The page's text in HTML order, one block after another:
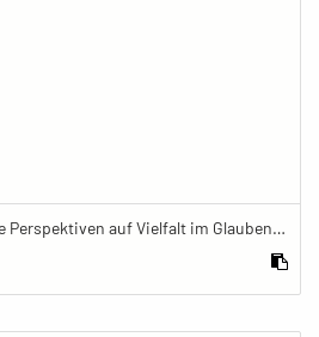
Beyond The Frame: Junge Perspektiven auf Vielfalt im Glauben - Frau telefoniert vor Mamor-Stupa